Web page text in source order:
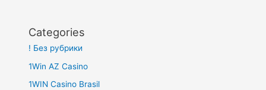
Categories
! Без рубрики
1Win AZ Casino
1WIN Casino Brasil